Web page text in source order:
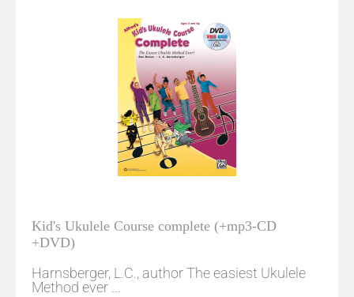
Kid's Ukulele Course complete (+mp3-CD
+DVD)
Harnsberger, L.C., author The easiest Ukulele
Method ever ...